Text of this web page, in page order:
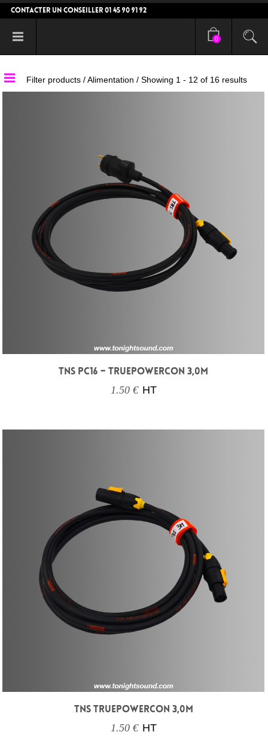
CONTACTER UN CONSEILLER 01 45 90 91 92
0
Filter products /Alimentation / Showing 1 - 12 of 16 results
TNS PC16 – TRUEPOWERCON 3,0M
1.50 € HT
TNS TRUEPOWERCON 3,0M
1.50 € HT